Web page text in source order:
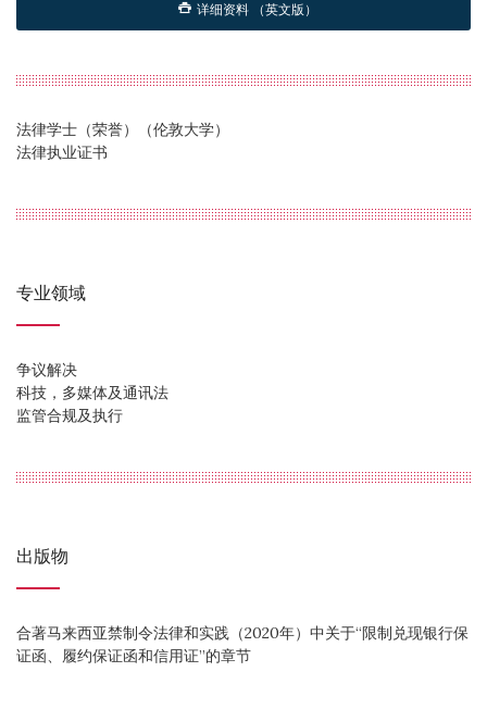
详细资料 （英文版）
法律学士（荣誉）（伦敦大学）
法律执业证书
专业领域
争议解决
科技，多媒体及通讯法
监管合规及执行
出版物
合著马来西亚禁制令法律和实践（2020年）中关于“限制兑现银行保
证函、履约保证函和信用证”的章节